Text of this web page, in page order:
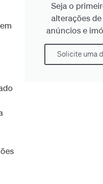
Seja o
alterações
anúncios e
Solicite uma